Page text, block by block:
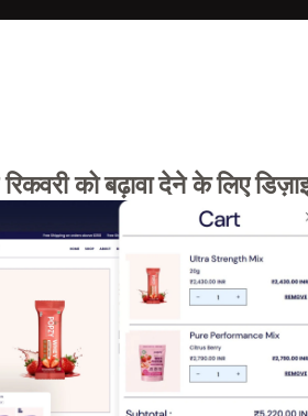
को बढ़ावा देने के लिए